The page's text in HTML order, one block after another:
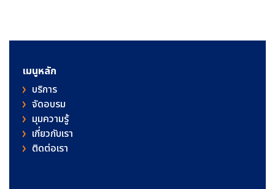
เมนูหลัก
บริการ
จัดอบรม
มุมความรู้
เกี่ยวกับเรา
ติดต่อเรา